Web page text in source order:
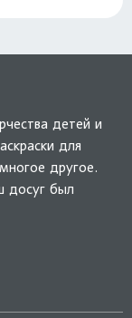
детей и
для
другое.
досуг был